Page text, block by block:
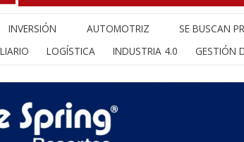
INVERSIÓN AUTOMOTRIZ SE BUSCAN
LOGÍSTICA INDUSTRIA 4.0 GESTIÓN